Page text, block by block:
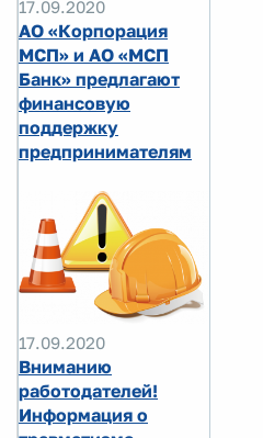
17.09.2020
АО «Корпорация
МСП» и АО «МСП
Банк» предлагают
финансовую
поддержку
предпринимателям
17.09.2020
Вниманию
работодателей!
Информация о